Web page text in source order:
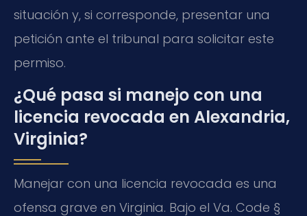
situación y, si corresponde, presentar una
petición ante el tribunal para solicitar este
permiso.
¿Qué pasa si manejo con una
licencia revocada en Alexandria,
Virginia?
Manejar con una licencia revocada es una
ofensa grave en Virginia. Bajo el Va. Code §